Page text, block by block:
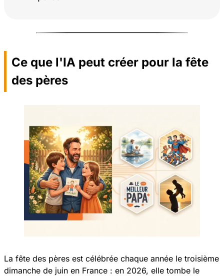
Ce que l'IA peut créer pour la fête
des pères
La fête des pères est célébrée chaque année le troisième
dimanche de juin en France : en 2026, elle tombe le